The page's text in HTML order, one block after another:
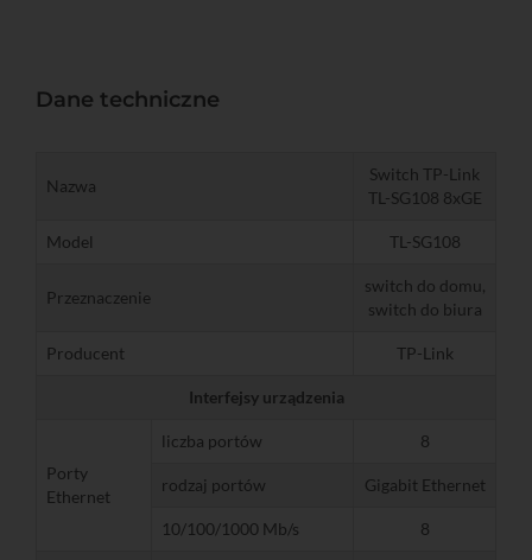
Dane techniczne
Nazwa
Switch TP-Link
TL-SG108 8xGE
Model TL-SG108
Przeznaczenie
switch do domu,
switch do biura
Producent TP-Link
Interfejsy urządzenia
Porty
Ethernet
liczba portów 8
rodzaj portów Gigabit Ethernet
10/100/1000 Mb/s 8